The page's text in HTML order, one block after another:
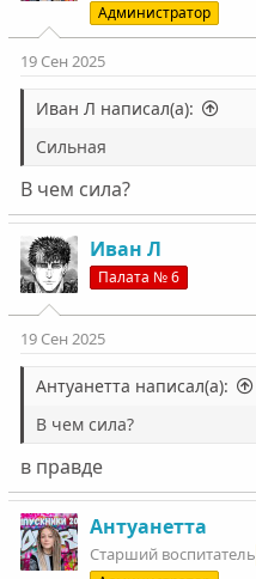
Администратор
19 Сен 2025
Иван Л написал(а):
Сильная
В чем сила?
Иван Л
Палата № 6
19 Сен 2025
Антуанетта написал(а):
В чем сила?
в правде
Антуанетта
Старший воспитатель